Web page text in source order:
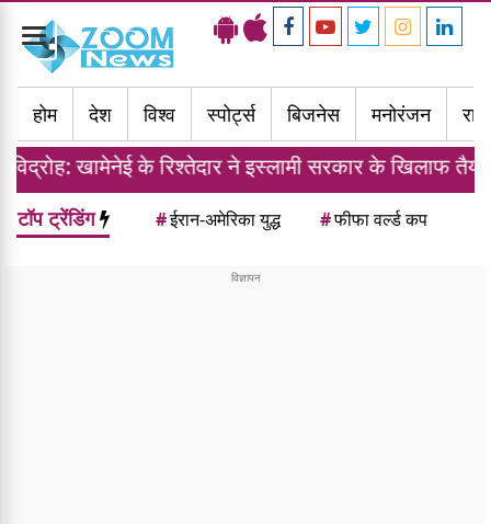
Toggle
navigation
होम
देश विश्व स्पोर्ट्स बिजनेस मनोरंजन
के रिश्तेदार ने इस्लामी सरकार के खिलाफ तैयार की फौज
टॉप ट्रेंडिंग #ईरान-अमेरिका युद्ध #फीफा वर्ल्ड कप